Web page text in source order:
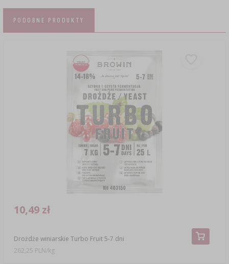
PODOBNE PRODUKTY
Drożdże winiarskie Turbo Fruit 5-7 dni
10,49 zł
262,25 PLN/kg